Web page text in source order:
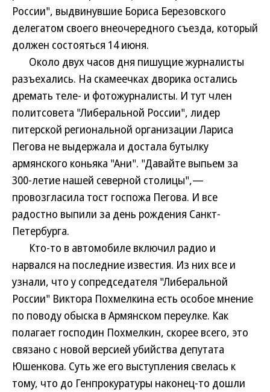
России", выдвинувшие Бориса Березовского
делегатом своего внеочередного съезда, который
должен состояться 14 июня.
Около двух часов дня пишущие журналисты
разъехались. На скамеечках дворика остались
дремать теле- и фотожурналисты. И тут член
политсовета "Либеральной России", лидер
питерской региональной организации Лариса
Пегова не выдержала и достала бутылку
армянского коньяка "Ани". "Давайте выпьем за
300-летие нашей северной столицы",—
провозгласила тост госпожа Пегова. И все
радостно выпили за день рождения Санкт-
Петербурга.
Кто-то в автомобиле включил радио и
нарвался на последние известия. Из них все и
узнали, что у сопредседателя "Либеральной
России" Виктора Похмелкина есть особое мнение
по поводу обыска в Армянском переулке. Как
полагает господин Похмелкин, скорее всего, это
связано с новой версией убийства депутата
Юшенкова. Суть же его выступления свелась к
тому, что до Генпрокуратуры наконец-то дошли